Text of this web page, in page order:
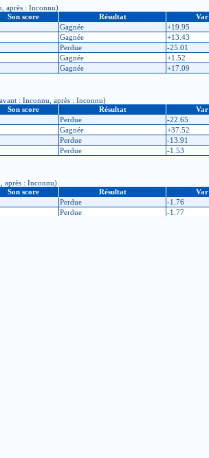
après : Inconnu)
Son score Résultat Var
Gagnée +19.95
Gagnée +13.43
Perdue -25.01
Gagnée +1.52
Gagnée +17.09
: Inconnu, après : Inconnu)
Son score Résultat Var
Perdue -22.65
Gagnée +37.52
Perdue -13.91
Perdue -1.53
après : Inconnu)
Son score Résultat Var
Perdue -1.76
Perdue -1.77